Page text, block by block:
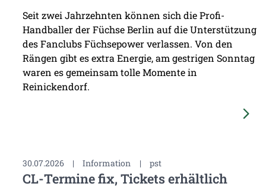
Seit zwei Jahrzehnten können sich die Profi-
Handballer der Füchse Berlin auf die Unterstützung
des Fanclubs Füchsepower verlassen. Von den
Rängen gibt es extra Energie, am gestrigen Sonntag
waren es gemeinsam tolle Momente in
Reinickendorf.
30.07.2026 | Information | pst
CL-Termine fix, Tickets erhältlich